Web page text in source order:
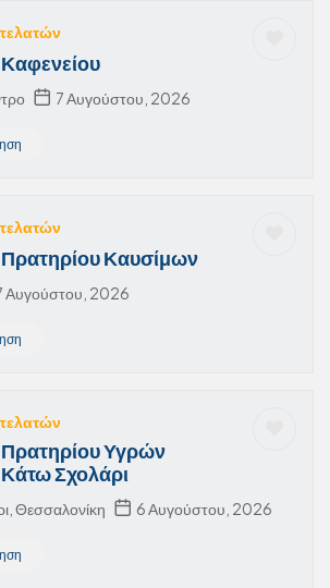
7 Αυγούστου, 2026
Καυσίμων
Αυγούστου, 2026
Υγρών
Σχολάρι
Θεσσαλονίκη 6 Αυγούστου, 2026